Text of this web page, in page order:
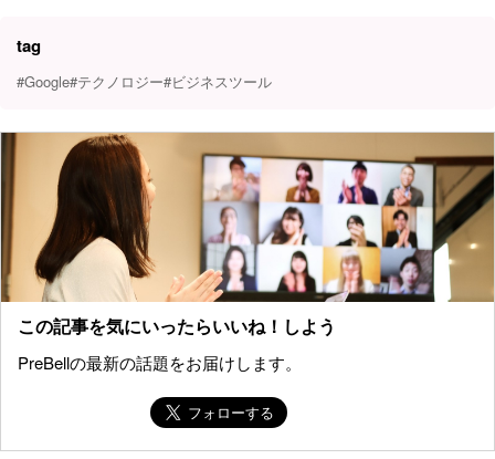
tag
#Google#テクノロジー#ビジネスツール
この記事を気にいったらいいね！しよう
PreBellの最新の話題をお届けします。